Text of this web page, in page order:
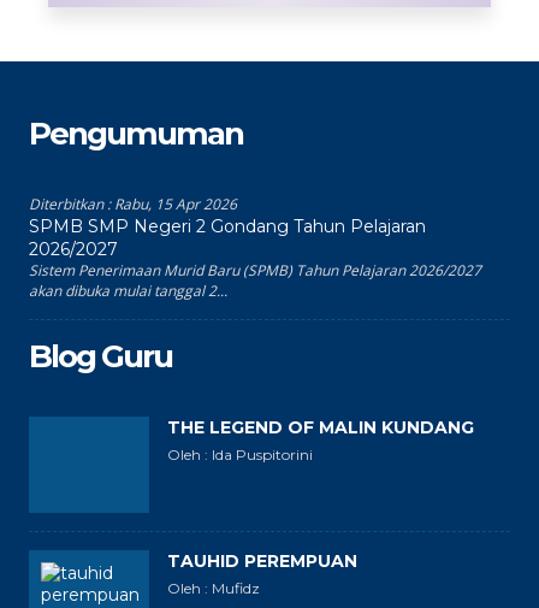
Pengumuman
Diterbitkan :Rabu, 15 Apr 2026
SPMB SMP Negeri 2 Gondang Tahun Pelajaran
2026/2027
Sistem Penerimaan Murid Baru (SPMB) Tahun Pelajaran 2026/2027
akan dibuka mulai tanggal 2...
Blog Guru
THE LEGEND OF MALIN KUNDANG
Oleh : Ida Puspitorini
TAUHID PEREMPUAN
Oleh : Mufidz